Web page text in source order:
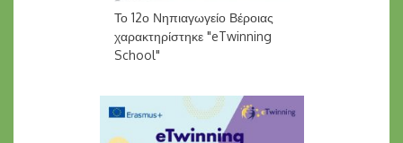
Το 12ο Νηπιαγωγείο Βέροιας
χαρακτηρίστηκε "eTwinning
School"